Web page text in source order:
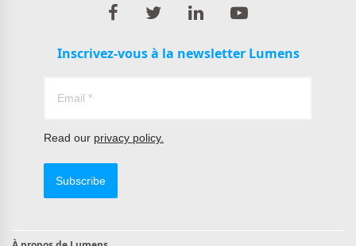
Inscrivez-vous à la newsletter Lumens
Read our privacy policy.
Subscribe